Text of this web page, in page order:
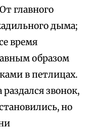
главного
дыма;
время
образом
в петлицах.
звонок,
но